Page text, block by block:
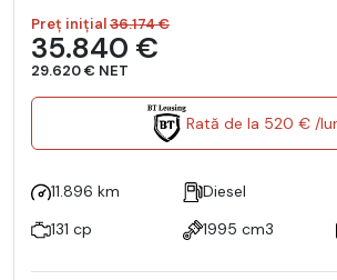
Preț inițial36.174 €
35.840 €
29.620 € NET
Rată de la 520 € /
11.896 km Diesel
131 cp
1995 cm3